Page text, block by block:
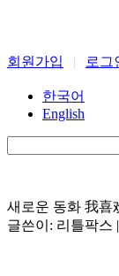
회원가입 | 로그
한국어
English
새로운 동화 我喜
글쓴이: 리틀팍스